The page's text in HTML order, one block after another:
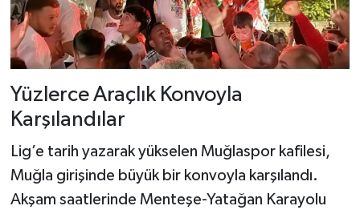
Yüzlerce Araçlık Konvoyla
Karşılandılar
Lig’e tarih yazarak yükselen Muğlaspor kafilesi,
Muğla girişinde büyük bir konvoyla karşılandı.
Akşam saatlerinde Menteşe-Yatağan Karayolu